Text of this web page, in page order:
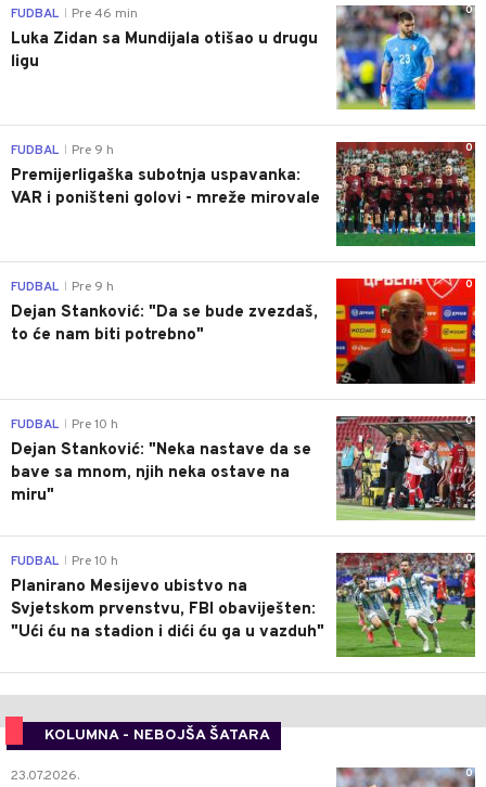
0
FUDBAL Pre 46 min
Luka Zidan sa Mundijala otišao u drugu
ligu
0
FUDBAL Pre 9 h
Premijerligaška subotnja uspavanka:
VAR i poništeni golovi - mreže mirovale
0
FUDBAL Pre 9 h
Dejan Stanković: "Da se bude zvezdaš,
to će nam biti potrebno"
0
FUDBAL Pre 10 h
Dejan Stanković: "Neka nastave da se
bave sa mnom, njih neka ostave na
miru"
0
FUDBAL Pre 10 h
Planirano Mesijevo ubistvo na
Svjetskom prvenstvu, FBI obaviješten:
"Ući ću na stadion i dići ću ga u vazduh"
KOLUMNA - NEBOJŠA ŠATARA
0
23.07.2026.